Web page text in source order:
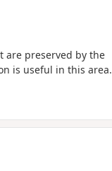
are preserved by the
is useful in this area.